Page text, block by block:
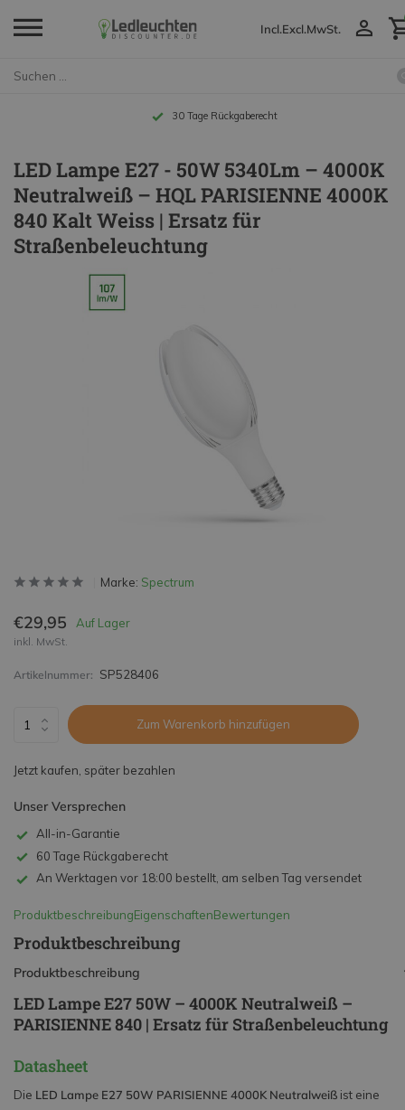
Incl.Excl.MwSt.
Bis zu 10 Jahre Garantie
LED Lampe E27 - 50W 5340Lm – 4000K
Neutralweiß – HQL PARISIENNE 4000K
840 Kalt Weiss | Ersatz für
Straßenbeleuchtung
Marke: Spectrum
€29,95 Auf Lager
inkl. MwSt.
Artikelnummer: SP528406
Zum Warenkorb hinzufügen
Jetzt kaufen, später bezahlen
Unser Versprechen
All-in-Garantie
60 Tage Rückgaberecht
An Werktagen vor 18:00 bestellt, am selben Tag versendet
ProduktbeschreibungEigenschaftenBewertungen
Produktbeschreibung
Produktbeschreibung
LED Lampe E27 50W – 4000K Neutralweiß –
PARISIENNE 840 | Ersatz für Straßenbeleuchtung
Datasheet
Die LED Lampe E27 50W PARISIENNE 4000K Neutralweiß ist eine